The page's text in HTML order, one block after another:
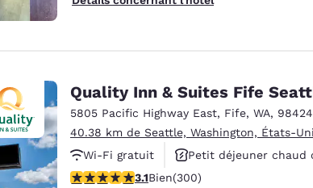
Quality Inn & Suites Fife
5805 Pacific Highway East, Fife, WA, 98424
40.38 km de Seattle, Washington, États-
Wi-Fi gratuit
Petit déjeuner chaud
Animaux acceptés
3.11 étoiles. Bien. 300 commentaires
3.1Bien(300)